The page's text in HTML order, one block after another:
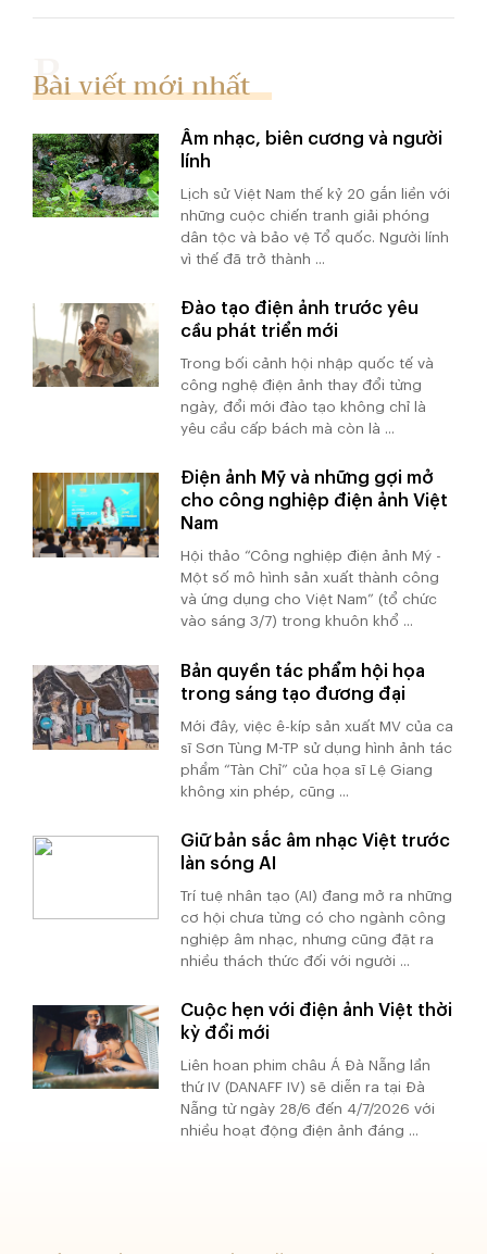
Bài viết mới nhất
Âm nhạc, biên cương và người
lính
Lịch sử Việt Nam thế kỷ 20 gắn liền với
những cuộc chiến tranh giải phóng
dân tộc và bảo vệ Tổ quốc. Người lính
vì thế đã trở thành ...
Đào tạo điện ảnh trước yêu
cầu phát triển mới
Trong bối cảnh hội nhập quốc tế và
công nghệ điện ảnh thay đổi từng
ngày, đổi mới đào tạo không chỉ là
yêu cầu cấp bách mà còn là ...
Điện ảnh Mỹ và những gợi mở
cho công nghiệp điện ảnh Việt
Nam
Hội thảo “Công nghiệp điện ảnh Mỹ -
Một số mô hình sản xuất thành công
và ứng dụng cho Việt Nam” (tổ chức
vào sáng 3/7) trong khuôn khổ ...
Bản quyền tác phẩm hội họa
trong sáng tạo đương đại
Mới đây, việc ê-kíp sản xuất MV của ca
sĩ Sơn Tùng M-TP sử dụng hình ảnh tác
phẩm “Tàn Chỉ” của họa sĩ Lệ Giang
không xin phép, cũng ...
Giữ bản sắc âm nhạc Việt trước
làn sóng AI
Trí tuệ nhân tạo (AI) đang mở ra những
cơ hội chưa từng có cho ngành công
nghiệp âm nhạc, nhưng cũng đặt ra
nhiều thách thức đối với người ...
Cuộc hẹn với điện ảnh Việt thời
kỳ đổi mới
Liên hoan phim châu Á Đà Nẵng lần
thứ IV (DANAFF IV) sẽ diễn ra tại Đà
Nẵng từ ngày 28/6 đến 4/7/2026 với
nhiều hoạt động điện ảnh đáng ...